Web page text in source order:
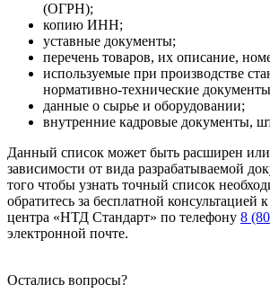
(ОГРН);
копию ИНН;
уставные документы;
перечень товаров, их описание,
используемые при производстве
нормативно-технические
данные о сырье и оборудовании;
внутренние кадровые документы,
Данный список может быть расширен
зависимости от вида разрабатываемой
того чтобы узнать точный список
обратитесь за бесплатной консультацией
центра «НТД Стандарт» по телефону 8
электронной почте.
Остались вопросы?